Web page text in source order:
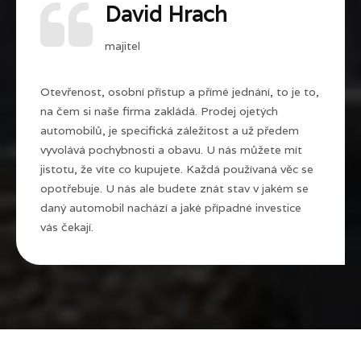
David Hrach
majitel
Otevřenost, osobní přístup a přímé jednání, to je to,
na čem si naše firma zakládá. Prodej ojetých
automobilů, je specifická záležitost a už předem
vyvolává pochybnosti a obavu. U nás můžete mít
jistotu, že víte co kupujete. Každá používaná věc se
opotřebuje. U nás ale budete znát stav v jakém se
daný automobil nachází a jaké případné investice
vás čekají.